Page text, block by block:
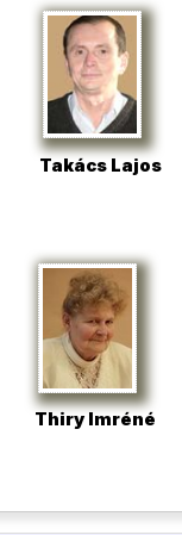
Takács Lajos
Thiry Imréné